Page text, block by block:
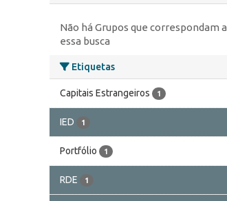
Não há Grupos que correspondam a
essa busca
Etiquetas
Capitais Estrangeiros 1
IED 1
Portfólio 1
RDE 1